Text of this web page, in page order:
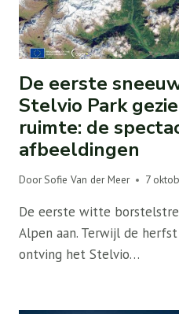
De eerste
Stelvio Park
ruimte: de
afbeeldingen
DoorSofie Van der Meer 7
De eerste witte
Alpen aan. Terwijl de
ontving het Stelvio…